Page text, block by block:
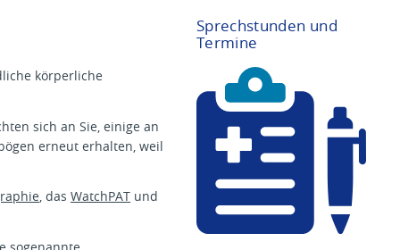
körperliche
sich an Sie, einige an
erneut erhalten, weil
, das WatchPAT und
Sprechstunden und
Termine